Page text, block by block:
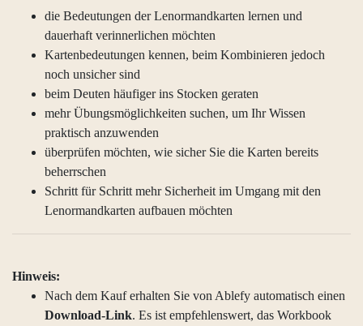
die Bedeutungen der Lenormandkarten lernen und
dauerhaft verinnerlichen möchten
Kartenbedeutungen kennen, beim Kombinieren jedoch
noch unsicher sind
beim Deuten häufiger ins Stocken geraten
mehr Übungsmöglichkeiten suchen, um Ihr Wissen
praktisch anzuwenden
überprüfen möchten, wie sicher Sie die Karten bereits
beherrschen
Schritt für Schritt mehr Sicherheit im Umgang mit den
Lenormandkarten aufbauen möchten
Hinweis:
Nach dem Kauf erhalten Sie von Ablefy automatisch einen
Download-Link. Es ist empfehlenswert, das Workbook